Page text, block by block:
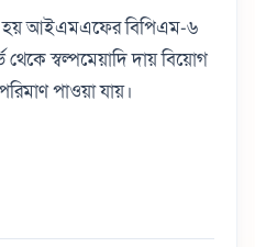
হয় আইএমএফের বিপিএম-৬
স্বল্পমেয়াদি দায় বিয়োগ
পাওয়া যায়।